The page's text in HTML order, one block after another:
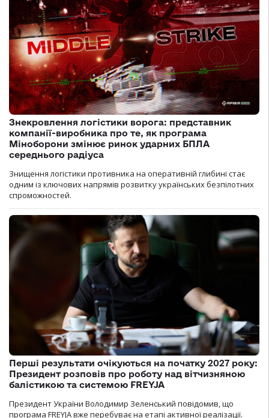
Знекровлення логістики ворога: представник
компанії-виробника про те, як програма
Міноборони змінює ринок ударних БПЛА
середнього радіуса
Знищення логістики противника на оперативній глибині стає
одним із ключових напрямів розвитку українських безпілотних
спроможностей.
Перші результати очікуються на початку 2027 року:
Президент розповів про роботу над вітчизняною
балістикою та системою FREYJA
Президент України Володимир Зеленський повідомив, що
програма FREYJA вже перебуває на етапі активної реалізації.